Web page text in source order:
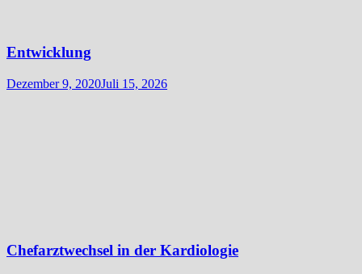
Entwicklung
Dezember 9, 2020Juli 15, 2026
Chefarztwechsel in der Kardiologie